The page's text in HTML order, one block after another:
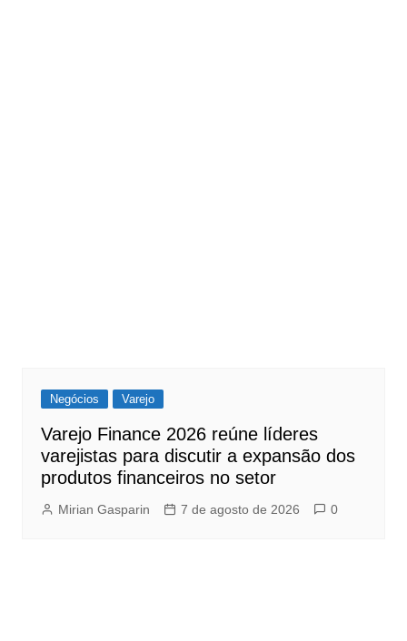
Negócios Varejo
Varejo Finance 2026 reúne líderes
varejistas para discutir a expansão dos
produtos financeiros no setor
Mirian Gasparin 7 de agosto de 2026 0